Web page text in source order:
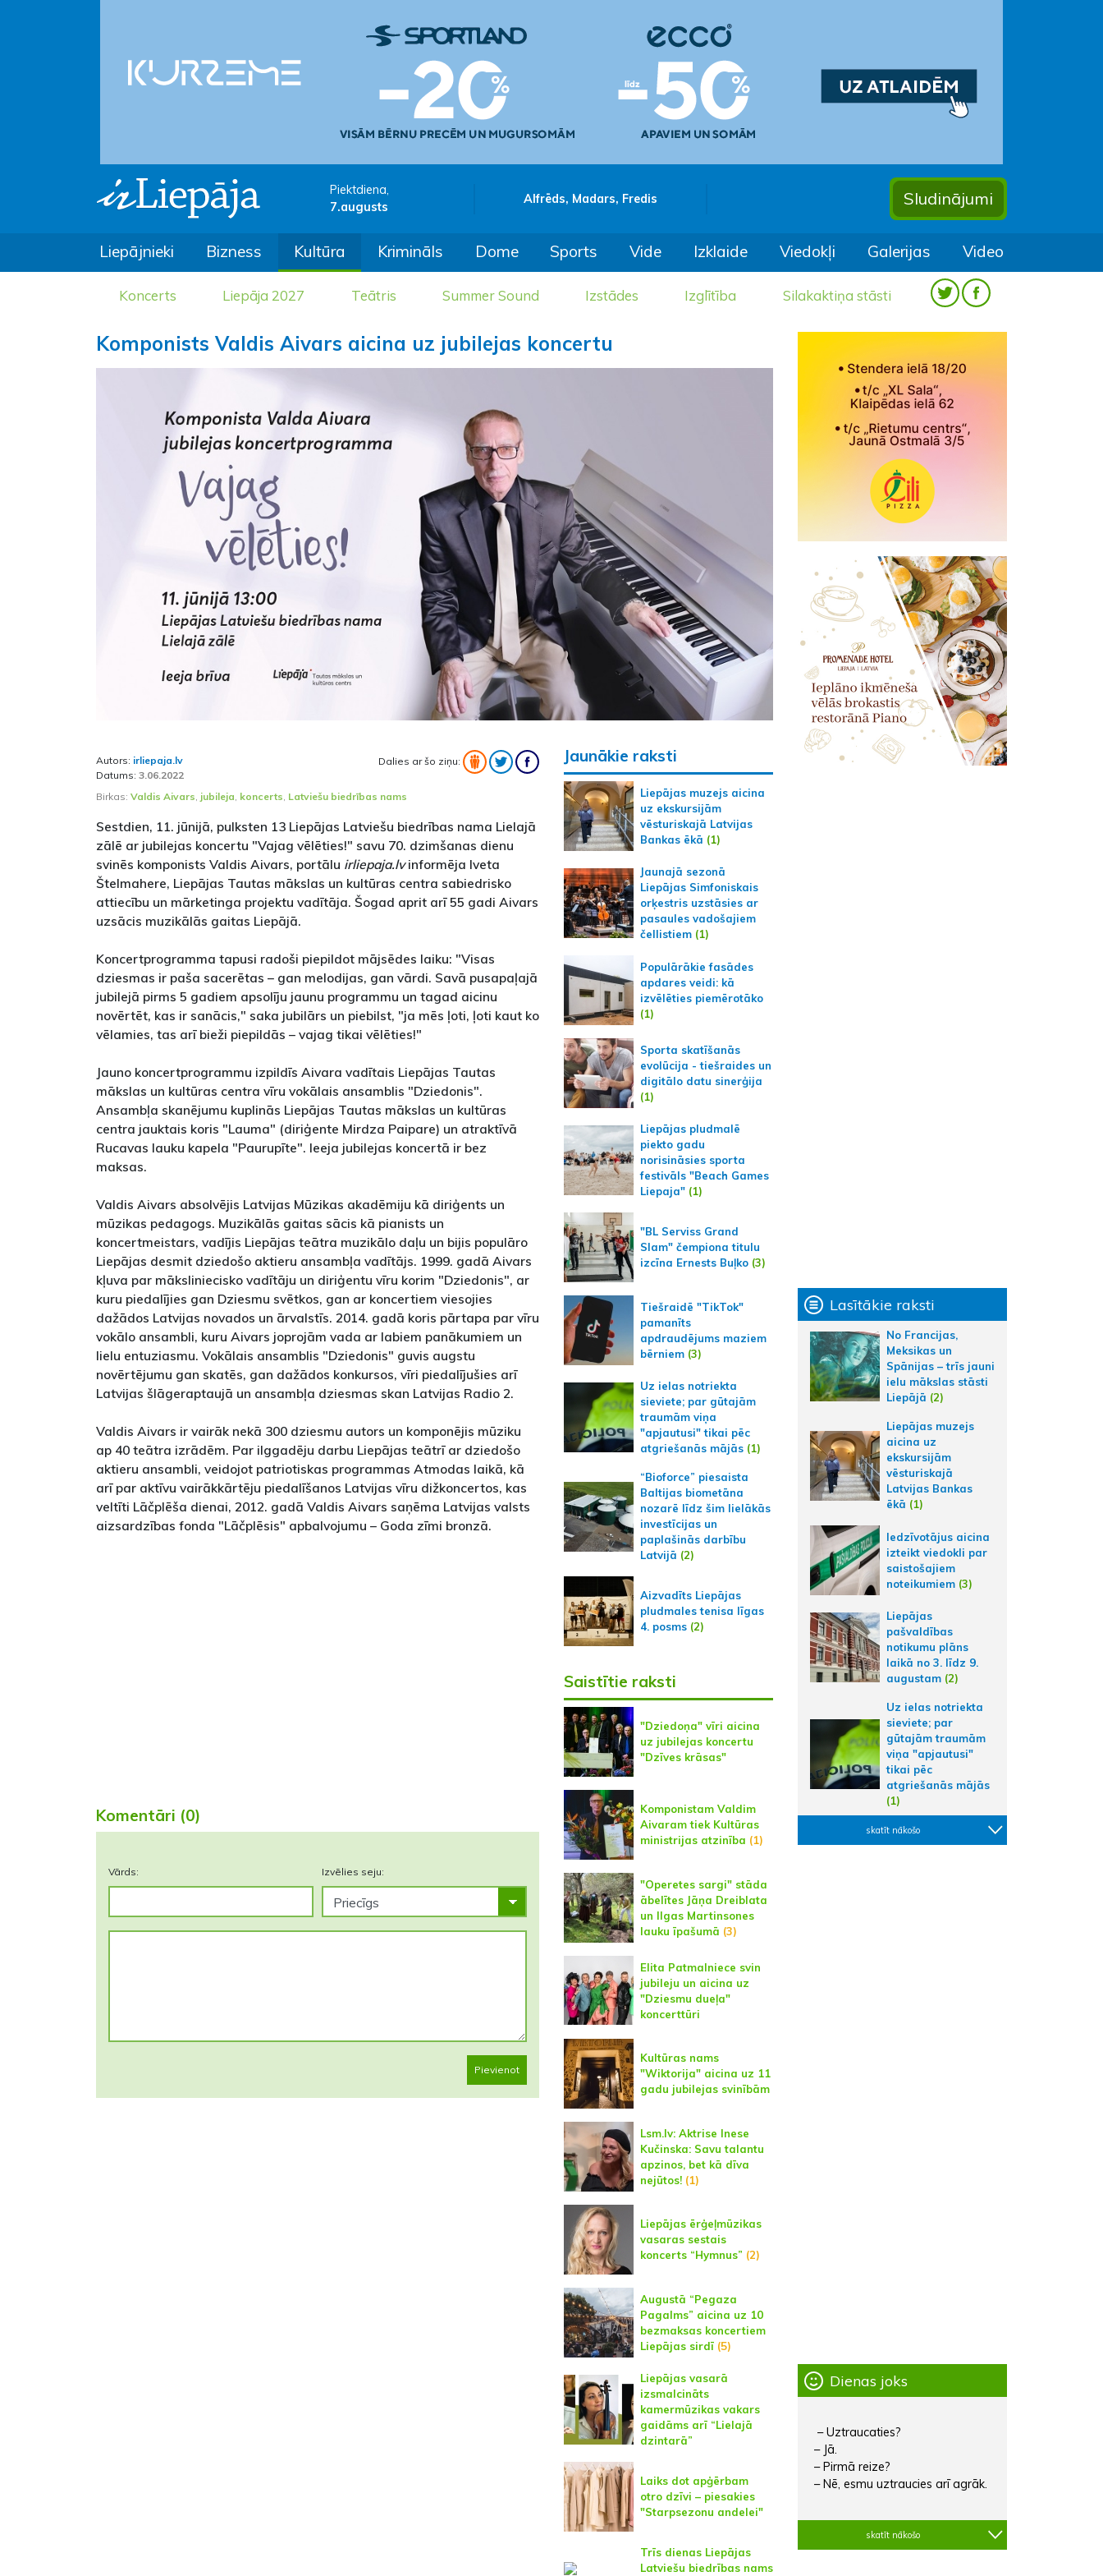
Piektdiena,
7.augusts
Alfrēds, Madars, Fredis Sludinājumi
Liepājnieki Bizness Kultūra Krimināls Dome Sports Vide Izklaide Viedokļi Galerijas Video
Koncerts Liepāja 2027 Teātris Summer Sound Izstādes Izglītība Silakaktiņa stāsti
Komponists Valdis Aivars aicina uz jubilejas koncertu
Autors: irliepaja.lv
Datums: 3.06.2022
Dalies ar šo ziņu:
Birkas: Valdis Aivars, jubileja, koncerts, Latviešu biedrības nams
Sestdien, 11. jūnijā, pulksten 13 Liepājas Latviešu biedrības nama Lielajā
zālē ar jubilejas koncertu "Vajag vēlēties!" savu 70. dzimšanas dienu
svinēs komponists Valdis Aivars, portālu irliepaja.lvinformēja Iveta
Štelmahere, Liepājas Tautas mākslas un kultūras centra sabiedrisko
attiecību un mārketinga projektu vadītāja. Šogad aprit arī 55 gadi Aivars
uzsācis muzikālās gaitas Liepājā.
Koncertprogramma tapusi radoši piepildot mājsēdes laiku: "Visas
dziesmas ir paša sacerētas – gan melodijas, gan vārdi. Savā pusapaļajā
jubilejā pirms 5 gadiem apsolīju jaunu programmu un tagad aicinu
novērtēt, kas ir sanācis," saka jubilārs un piebilst, "ja mēs ļoti, ļoti kaut ko
vēlamies, tas arī bieži piepildās – vajag tikai vēlēties!"
Jauno koncertprogrammu izpildīs Aivara vadītais Liepājas Tautas
mākslas un kultūras centra vīru vokālais ansamblis "Dziedonis".
Ansambļa skanējumu kuplinās Liepājas Tautas mākslas un kultūras
centra jauktais koris "Lauma" (diriģente Mirdza Paipare) un atraktīvā
Rucavas lauku kapela "Paurupīte". Ieeja jubilejas koncertā ir bez
maksas.
Valdis Aivars absolvējis Latvijas Mūzikas akadēmiju kā diriģents un
mūzikas pedagogs. Muzikālās gaitas sācis kā pianists un
koncertmeistars, vadījis Liepājas teātra muzikālo daļu un bijis populāro
Liepājas desmit dziedošo aktieru ansambļa vadītājs. 1999. gadā Aivars
kļuva par māksliniecisko vadītāju un diriģentu vīru korim "Dziedonis", ar
kuru piedalījies gan Dziesmu svētkos, gan ar koncertiem viesojies
dažādos Latvijas novados un ārvalstīs. 2014. gadā koris pārtapa par vīru
vokālo ansambli, kuru Aivars joprojām vada ar labiem panākumiem un
lielu entuziasmu. Vokālais ansamblis "Dziedonis" guvis augstu
novērtējumu gan skatēs, gan dažādos konkursos, vīri piedalījušies arī
Latvijas šlāgeraptaujā un ansambļa dziesmas skan Latvijas Radio 2.
Valdis Aivars ir vairāk nekā 300 dziesmu autors un komponējis mūziku
ap 40 teātra izrādēm. Par ilggadēju darbu Liepājas teātrī ar dziedošo
aktieru ansambli, veidojot patriotiskas programmas Atmodas laikā, kā
arī par aktīvu vairākkārtēju piedalīšanos Latvijas vīru dižkoncertos, kas
veltīti Lāčplēša dienai, 2012. gadā Valdis Aivars saņēma Latvijas valsts
aizsardzības fonda "Lāčplēsis" apbalvojumu – Goda zīmi bronzā.
Komentāri (0)
Vārds: Izvēlies seju:
Pievienot
Jaunākie raksti
Liepājas muzejs aicina
uz ekskursijām
vēsturiskajā Latvijas
Bankas ēkā (1)
Jaunajā sezonā
Liepājas Simfoniskais
orķestris uzstāsies ar
pasaules vadošajiem
čellistiem(1)
Populārākie fasādes
apdares veidi: kā
izvēlēties piemērotāko
(1)
Sporta skatīšanās
evolūcija - tiešraides un
digitālo datu sinerģija
(1)
Liepājas pludmalē
piekto gadu
norisināsies sporta
festivāls "Beach Games
Liepaja"(1)
"BL Serviss Grand
Slam" čempiona titulu
izcīna Ernests Buļko(3)
Tiešraidē "TikTok"
pamanīts
apdraudējums maziem
bērniem(3)
Uz ielas notriekta
sieviete; par gūtajām
traumām viņa
"apjautusi" tikai pēc
atgriešanās mājās(1)
“Bioforce” piesaista
Baltijas biometāna
nozarē līdz šim lielākās
investīcijas un
paplašinās darbību
Latvijā (2)
Aizvadīts Liepājas
pludmales tenisa līgas
4. posms(2)
Saistītie raksti
"Dziedoņa" vīri aicina
uz jubilejas koncertu
"Dzīves krāsas"
Komponistam Valdim
Aivaram tiek Kultūras
ministrijas atzinība (1)
"Operetes sargi" stāda
ābelītes Jāņa Dreiblata
un Ilgas Martinsones
lauku īpašumā (3)
Elita Patmalniece svin
jubileju un aicina uz
"Dziesmu dueļa"
koncerttūri
Kultūras nams
"Wiktorija" aicina uz 11
gadu jubilejas svinībām
Lsm.lv: Aktrise Inese
Kučinska: Savu talantu
apzinos, bet kā dīva
nejūtos! (1)
Liepājas ērģeļmūzikas
vasaras sestais
koncerts “Hymnus” (2)
Augustā “Pegaza
Pagalms” aicina uz 10
bezmaksas koncertiem
Liepājas sirdī(5)
Liepājas vasarā
izsmalcināts
kamermūzikas vakars
gaidāms arī “Lielajā
dzintarā”
Laiks dot apģērbam
otro dzīvi – piesakies
"Starpsezonu andelei"
Trīs dienas Liepājas
Latviešu biedrības nams
Lasītākie raksti
No Francijas,
Meksikas un
Spānijas – trīs jauni
ielu mākslas stāsti
Liepājā (2)
Liepājas muzejs
aicina uz
ekskursijām
vēsturiskajā
Latvijas Bankas
ēkā (1)
Iedzīvotājus aicina
izteikt viedokli par
saistošajiem
noteikumiem (3)
Liepājas
pašvaldības
notikumu plāns
laikā no 3. līdz 9.
augustam (2)
Uz ielas notriekta
sieviete; par
gūtajām traumām
viņa "apjautusi"
tikai pēc
atgriešanās mājās
(1)
skatīt nākošo
Dienas joks
– Uztraucaties?
– Jā.
– Pirmā reize?
– Nē, esmu uztraucies arī agrāk.
skatīt nākošo